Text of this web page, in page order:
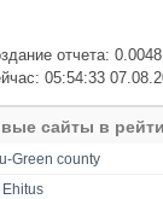
отчета: 0.0048.
05:54:33
сайты в
Green county